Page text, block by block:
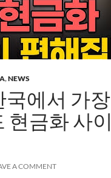
,NEWS
에서 가장
현금화 사이
A COMMENT